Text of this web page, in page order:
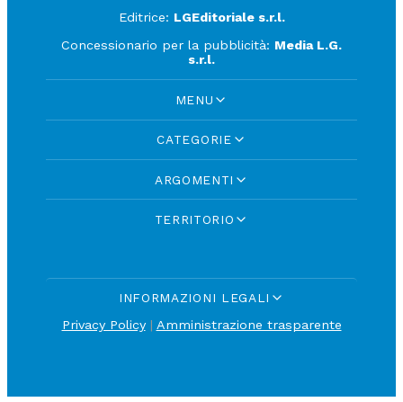
Editrice: LGEditoriale s.r.l.
Concessionario per la pubblicità: Media L.G.
s.r.l.
MENU
CATEGORIE
ARGOMENTI
TERRITORIO
INFORMAZIONI LEGALI
Privacy Policy| Amministrazione trasparente